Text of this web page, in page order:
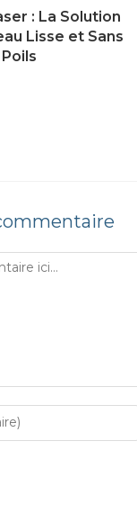
: La Solution
Lisse et Sans
Poils